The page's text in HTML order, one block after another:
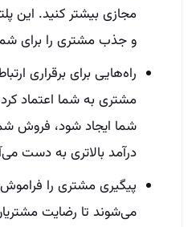
مجازی بیشتر کنید. این
و جذب مشتری را برای
راه‌هایی برای برقراری
مشتری به شما اعتماد
شما ایجاد شود، فروش
درآمد بالاتری به دست
پیگیری مشتری را
می‌شوند تا رضایت